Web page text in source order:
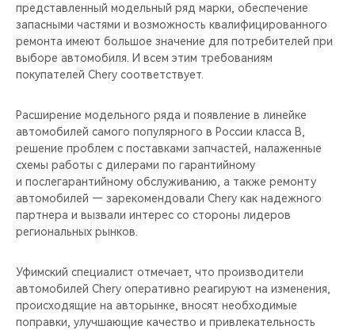
НАШИ МЕРОПРИЯТИЯ
ВИДЕООБЗОРЫ
представленный модельный ряд марки, обеспечение
запасными частями и возможность квалифицированного
ремонта имеют большое значение для потребителей при
выборе автомобиля. И всем этим требованиям
покупателей Chery соответствует.
Расширение модельного ряда и появление в линейке
автомобилей самого популярного в России класса B,
решение проблем с поставками запчастей, налаженные
схемы работы с дилерами по гарантийному
и послегарантийному обслуживанию, а также ремонту
автомобилей — зарекомендовали Chery как надежного
партнера и вызвали интерес со стороны лидеров
региональных рынков.
Уфимский специалист отмечает, что производители
автомобилей Chery оперативно реагируют на изменения,
происходящие на авторынке, вносят необходимые
поправки, улучшающие качество и привлекательность